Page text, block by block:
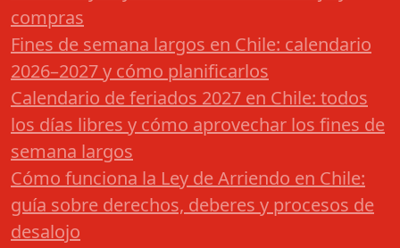
compras
Fines de semana largos en Chile: calendario
2026–2027 y cómo planificarlos
Calendario de feriados 2027 en Chile: todos
los días libres y cómo aprovechar los fines de
semana largos
Cómo funciona la Ley de Arriendo en Chile:
guía sobre derechos, deberes y procesos de
desalojo